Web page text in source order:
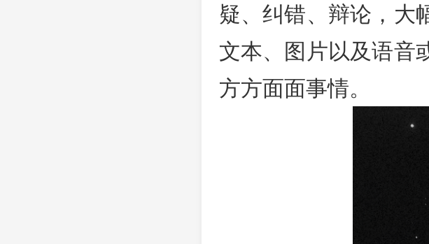
疑、纠错、辩论，大
文本、图片以及语音
方方面面事情。